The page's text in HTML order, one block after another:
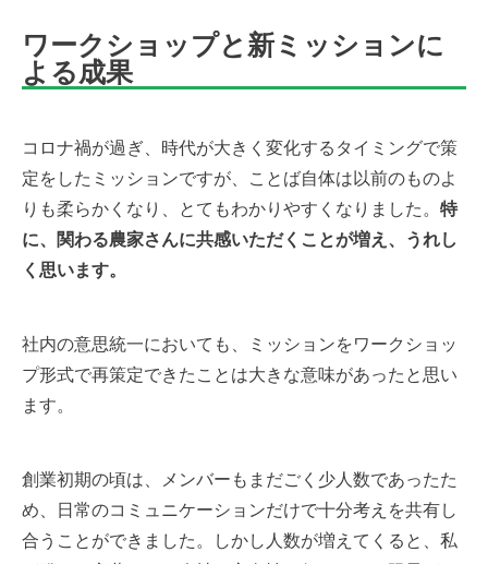
ワークショップと新ミッションに
よる成果
コロナ禍が過ぎ、時代が大きく変化するタイミングで策
定をしたミッションですが、ことば自体は以前のものよ
りも柔らかくなり、とてもわかりやすくなりました。 特
に、関わる農家さんに共感いただくことが増え、うれし
く思います。
社内の意思統一においても、ミッションをワークショッ
プ形式で再策定できたことは大きな意味があったと思い
ます。
創業初期の頃は、メンバーもまだごく少人数であったた
め、日常のコミュニケーションだけで十分考えを共有し
合うことができました。しかし人数が増えてくると、私